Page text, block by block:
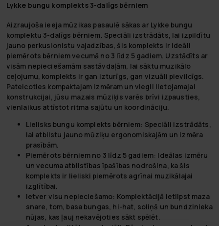
Lykke bungu komplekts 3-dalīgs bērniem
Aizraujoša ieeja mūzikas pasaulē sākas ar Lykke bungu
komplektu 3-dalīgs bērniem. Speciāli izstrādāts, lai izpildītu
jauno perkusionistu vajadzības, šis komplekts ir ideāli
piemērots bērniem vecumā no 3 līdz 5 gadiem. Uzstādīts ar
visām nepieciešamām sastāvdaļām, lai sāktu muzikālo
ceļojumu, komplekts ir gan izturīgs, gan vizuāli pievilcīgs.
Pateicoties kompaktajam izmēram un viegli lietojamajai
konstrukcijai, jūsu mazais mūziķis varēs brīvi izpausties,
vienlaikus attīstot ritma sajūtu un koordināciju.
Lielisks bungu komplekts bērniem: Speciāli izstrādāts,
lai atbilstu jauno mūziķu ergonomiskajām un izmēra
prasībām.
Piemērots bērniem no 3 līdz 5 gadiem: Ideālas izmēru
un vecuma atbilstības īpašības nodrošina, ka šis
komplekts ir lieliski piemērots agrīnai muzikālajai
izglītībai.
Ietver visu nepieciešamo: Komplektācijā ietilpst maza
snare, tom, basa bungas, hi-hat, soliņš un bundzinieka
nūjas, kas ļauj nekavējoties sākt spēlēt.